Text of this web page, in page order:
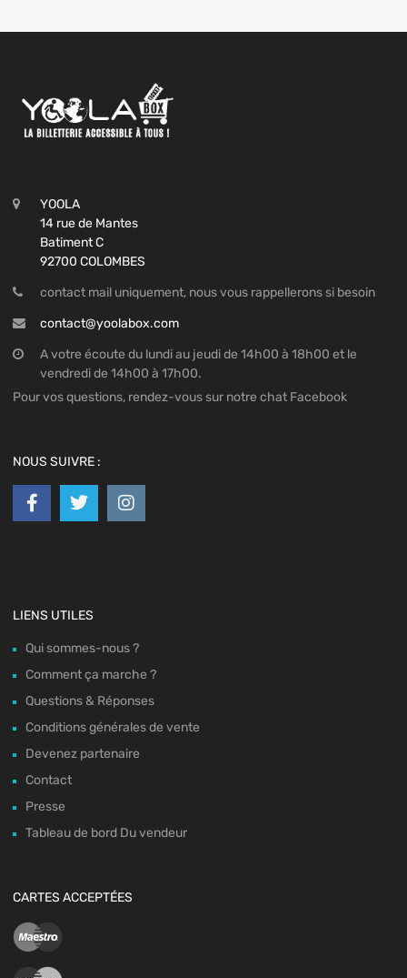
YOOLA
14 rue de Mantes
Batiment C
92700 COLOMBES
contact mail uniquement, nous vous rappellerons si besoin
contact@yoolabox.com
A votre écoute du lundi au jeudi de 14h00 à 18h00 et le
vendredi de 14h00 à 17h00.
Pour vos questions, rendez-vous sur notre chat Facebook
NOUS SUIVRE :
LIENS UTILES
Qui sommes-nous ?
Comment ça marche ?
Questions & Réponses
Conditions générales de vente
Devenez partenaire
Contact
Presse
Tableau de bord Du vendeur
CARTES ACCEPTÉES